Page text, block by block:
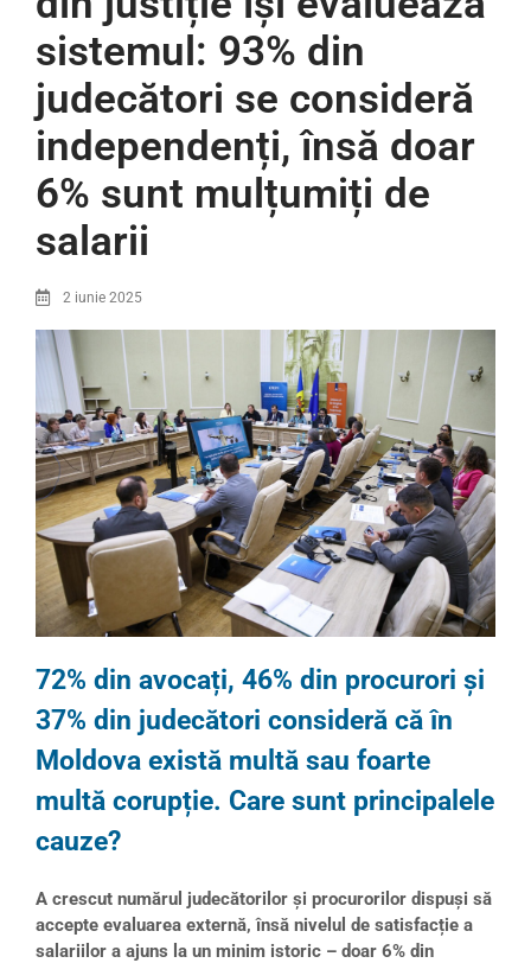
sistemul: 93% din
judecători se consideră
independenți, însă doar
6% sunt mulțumiți de
salarii
2 iunie 2025
72% din avocați, 46% din procurori și
37% din judecători consideră că în
Moldova există multă sau foarte
multă corupție. Care sunt principalele
cauze?
A crescut numărul judecătorilor și procurorilor dispuși să
accepte evaluarea externă, însă nivelul de satisfacție a
salariilor a ajuns la un minim istoric – doar 6% din